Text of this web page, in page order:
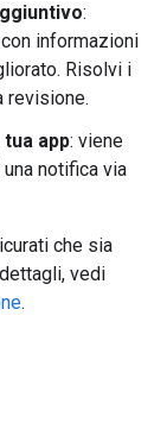
:
informazioni
Risolvi i
revisione.
app: viene
notifica via
che sia
vedi
.